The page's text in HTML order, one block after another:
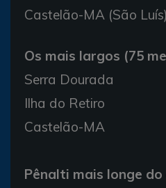
Castelão-MA (São Luís)
Os mais largos (75
Serra Dourada
Ilha do Retiro
Castelão-MA
Pênalti mais longe do